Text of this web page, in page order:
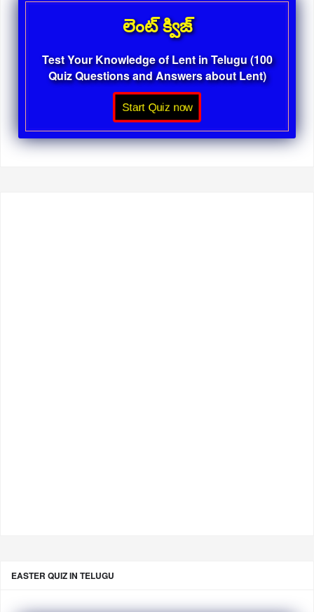
లెంట్ క్విజ్
Test Your Knowledge of Lent in Telugu (100
Quiz Questions and Answers about Lent)
Start Quiz now
EASTER QUIZ IN TELUGU